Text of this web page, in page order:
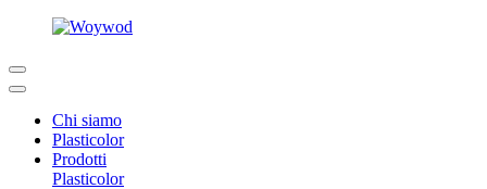
Chi siamo
Plasticolor
Prodotti
Plasticolor